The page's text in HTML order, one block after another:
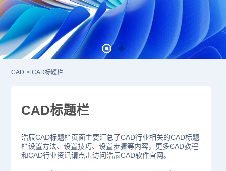
CAD > CAD标题栏
CAD标题栏
浩辰CAD标题栏页面主要汇总了CAD行业相关的CAD标题
栏设置方法、设置技巧、设置步骤等内容，更多CAD教程
和CAD行业资讯请点击访问浩辰CAD软件官网。